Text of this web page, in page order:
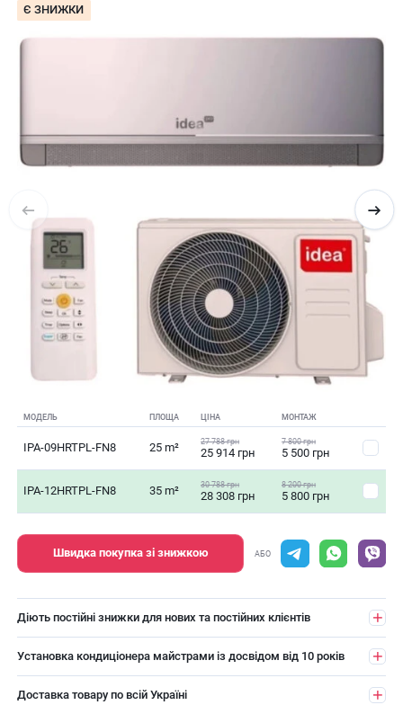
Є ЗНИЖКИ
МОДЕЛЬ ПЛОЩА ЦІНА МОНТАЖ
IPA-09HRTPL-FN8 25 m² 27 788 грн
25 914 грн
7 800 грн
5 500 грн
IPA-12HRTPL-FN8 35 m² 30 788 грн
28 308 грн
8 200 грн
5 800 грн
Швидка покупка зі знижкою АБО
Діють постійні знижки для нових та постійних клієнтів
Установка кондиціонера майстрами із досвідом від 10 років
Доставка товару по всій Україні